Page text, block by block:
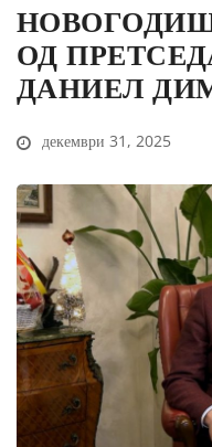
ОД
ДАНИЕЛ
декември 31, 2025